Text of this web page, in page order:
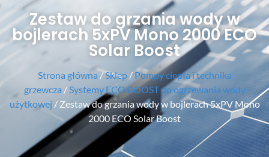
Zestaw do grzania wody w
bojlerach 5xPV Mono 2000 ECO
Solar Boost
Strona główna/Sklep/ Pompy ciepła i technika
grzewcza / Systemy ECO BOOST do ogrzewania wody
użytkowej / Zestaw do grzania wody w bojlerach 5xPV Mono
2000 ECO Solar Boost